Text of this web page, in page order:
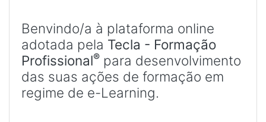
Benvindo/a à plataforma online
adotada pela Tecla - Formação
Profissional® para desenvolvimento
das suas ações de formação em
regime de e-Learning.